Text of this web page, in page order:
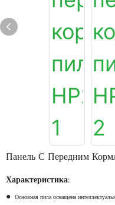
Панель С Передним
Характеристика:
● Основная пила оснащена